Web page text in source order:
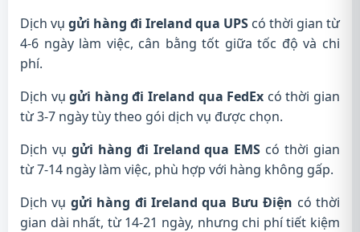
Dịch vụ gửi hàng đi Ireland qua UPS có thời gian từ
4-6 ngày làm việc, cân bằng tốt giữa tốc độ và chi
phí.
Dịch vụgửi hàng đi Ireland qua FedEx có thời gian
từ 3-7 ngày tùy theo gói dịch vụ được chọn.
Dịch vụ gửi hàng đi Ireland qua EMS có thời gian
từ 7-14 ngày làm việc, phù hợp với hàng không gấp.
Dịch vụ gửi hàng đi Ireland qua Bưu Điện có thời
gian dài nhất, từ 14-21 ngày, nhưng chi phí tiết kiệm